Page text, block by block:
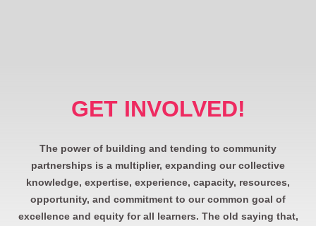
GET INVOLVED!
The power of building and tending to community
partnerships is a multiplier, expanding our collective
knowledge, expertise, experience, capacity, resources,
opportunity, and commitment to our common goal of
excellence and equity for all learners. The old saying that,